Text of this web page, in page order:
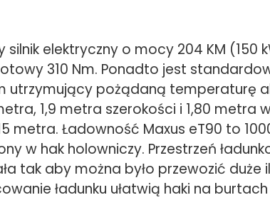
silnik elektryczny o mocy 204 KM (150
310 Nm. Ponadto jest
utrzymujący pożądaną temperaturę
1,9 metra szerokości i 1,80 metra
metra. Ładowność Maxus eT90 to
w hak holowniczy. Przestrzeń
tak aby można było przewozić duże
ładunku ułatwią haki na